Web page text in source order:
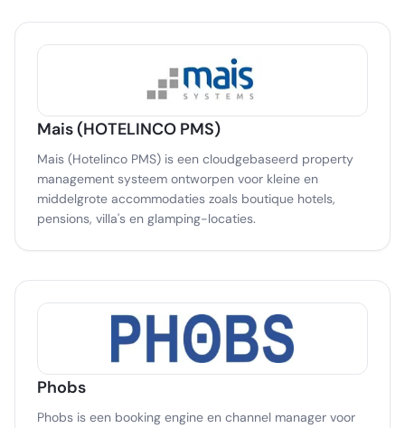
Mais (HOTELINCO PMS)
Mais (Hotelinco PMS) is een cloudgebaseerd property
management systeem ontworpen voor kleine en
middelgrote accommodaties zoals boutique hotels,
pensions, villa's en glamping-locaties.
Phobs
Phobs is een booking engine en channel manager voor